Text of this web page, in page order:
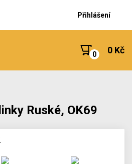
Přihlášení
0 Kč
Ruské, OK69